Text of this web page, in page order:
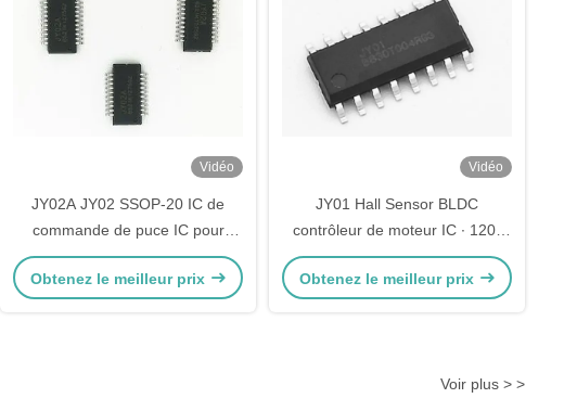
Vidéo
JY02A JY02 SSOP-20 IC de
commande de puce IC pour
moteur BLDC sans capteur, avec
commande PWM
Obtenez le meilleur prix
Vidéo
JY01 Hall Sensor BLDC
contrôleur de moteur IC ∙ 120°
Hall brushless DC motor driver
chip pour les applications de
Obtenez le meilleur prix
Voir plus > >